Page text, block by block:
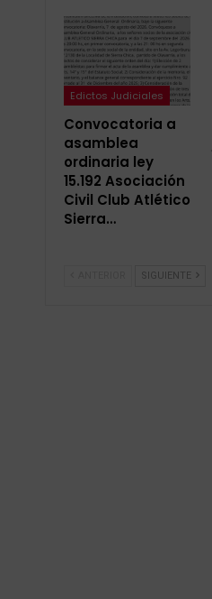
Edictos Judiciales
Convocatoria a
asamblea
ordinaria ley
15.192 Asociación
Civil Club Atlético
Sierra…
SIGUIENTE